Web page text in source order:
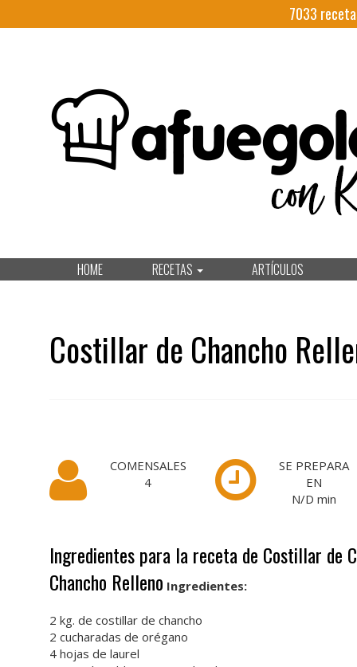
7033
HOME RECETAS ARTÍCULOS
Costillar de Chancho
COMENSALES
4
SE PREPARA
EN
N/D min
Ingredientes para la receta de Costillar de
Chancho Relleno Ingredientes:
2 kg. de costillar de chancho
2 cucharadas de orégano
4 hojas de laurel